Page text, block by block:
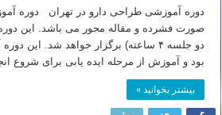
دوره آموزشی طراحی دارو در تهران دوره
دو جلسه ۴ ساعته) برگزار خواهد شد. این
بود و آموزش از مرحله ایده یابی برای شروع
بیشتر بخوانید »